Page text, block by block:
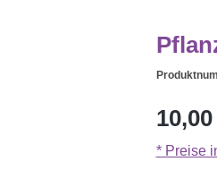
* Preise